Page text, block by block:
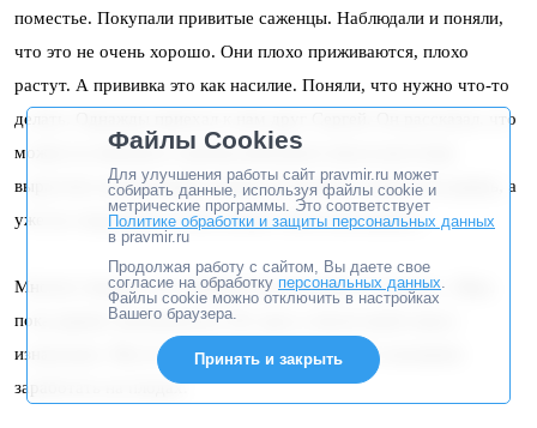
поместье. Покупали привитые саженцы. Наблюдали и поняли,
что это не очень хорошо. Они плохо приживаются, плохо
растут. А прививка это как насилие. Поняли, что нужно что-то
делать. Однажды приехал к нам друг Сергей. Он рассказал, что
можно из обычного семечка яблочного или из косточки
вырастить нормальный саженец. И правда: осенью посадишь, а
уже на следующую осень можно смело высаживать.
Многие говорят, что слишком длительный это процесс. Жди,
пока дерево заплодоносит. Но здесь совсем иной смысл
изначально. Мы не плантаторы, которые горят желанием
заработать на плодах.
Файлы Cookies
Для улучшения работы сайт pravmir.ru может
собирать данные, используя файлы cookie и
метрические программы. Это соответствует
Политике обработки и защиты персональных данных
в pravmir.ru
Продолжая работу с сайтом, Вы даете свое
согласие на обработку персональных данных.
Файлы cookie можно отключить в настройках
Вашего браузера.
Принять и закрыть